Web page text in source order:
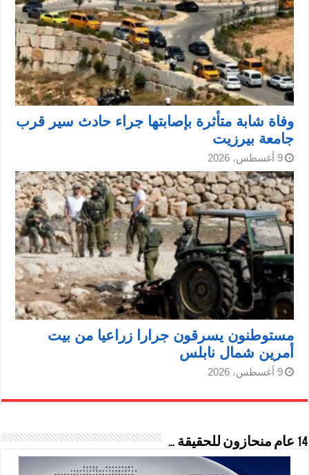
وفاة شابة متأثرة بإصابتها جراء حادث سير قرب
جامعة بيرزيت
9 أغسطس، 2026
مستوطنون يسرقون جرارا زراعيا من بيت
أمرين شمال نابلس
9 أغسطس، 2026
14 عام منحازون للحقيقة …